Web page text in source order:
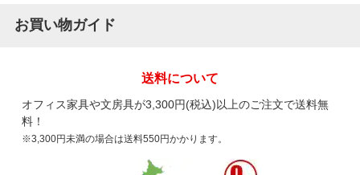
お買い物ガイド
送料について
オフィス家具や文房具が3,300円(税込)以上のご注文で送料無
料！
※3,300円未満の場合は送料550円かかります。